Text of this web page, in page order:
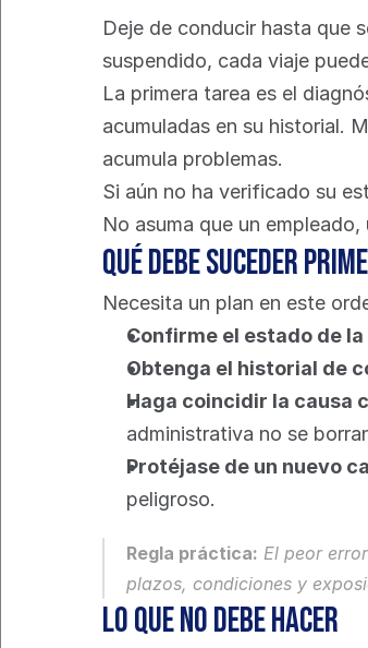
Deje de conducir hasta que
suspendido, cada viaje
La primera tarea es el
acumuladas en su historial.
acumula problemas.
Si aún no ha verificado su
No asuma que un
Qué debe suceder
Necesita un plan en este
Confirme el estado de la
Obtenga el historial de
Haga coincidir la causa
administrativa no se
Protéjase de un nuevo
peligroso.
Regla práctica: El peor
plazos, condiciones y
Lo que no debe hacer